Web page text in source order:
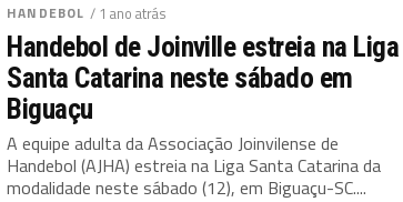
HANDEBOL / 1 ano atrás
Handebol de Joinville estreia na Liga
Santa Catarina neste sábado em
Biguaçu
A equipe adulta da Associação Joinvilense de
Handebol (AJHA) estreia na Liga Santa Catarina da
modalidade neste sábado (12), em Biguaçu-SC....